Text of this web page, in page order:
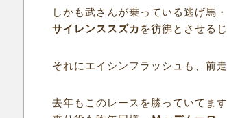
しかも武さんが乗っている逃げ馬・
サイレンススズカ を彷彿とさせる
それにエイシンフラッシュも、前
去年もこのレースを勝っていてます